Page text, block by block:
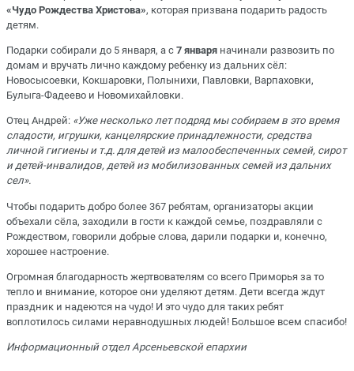
«Чудо Рождества Христова», которая призвана подарить радость
детям.
Подарки собирали до 5 января, а с 7 января начинали развозить по
домам и вручать лично каждому ребенку из дальних сёл:
Новосысоевки, Кокшаровки, Полынихи, Павловки, Варпаховки,
Булыга-Фадеево и Новомихайловки.
Отец Андрей: «Уже несколько лет подряд мы собираем в это время
сладости, игрушки, канцелярские принадлежности, средства
личной гигиены и т.д. для детей из малообеспеченных семей, сирот
и детей-инвалидов, детей из мобилизованных семей из дальних
сел».
Чтобы подарить добро более 367 ребятам, организаторы акции
объехали сёла, заходили в гости к каждой семье, поздравляли с
Рождеством, говорили добрые слова, дарили подарки и, конечно,
хорошее настроение.
Огромная благодарность жертвователям со всего Приморья за то
тепло и внимание, которое они уделяют детям. Дети всегда ждут
праздник и надеются на чудо! И это чудо для таких ребят
воплотилось силами неравнодушных людей! Большое всем спасибо!
Информационный отдел Арсеньевской епархии